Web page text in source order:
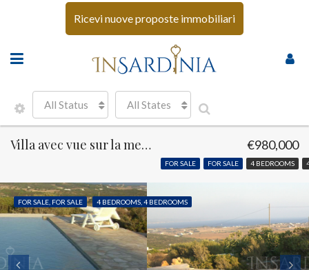
Ricevi nuove proposte immobiliari
All Status All States
Villa avec vue sur la mer Carloforte
FOR SALE FOR SALE 4 BEDROOMS
€980,000
FOR SALE, FOR SALE 4 BEDROOMS, 4 BEDROOMS